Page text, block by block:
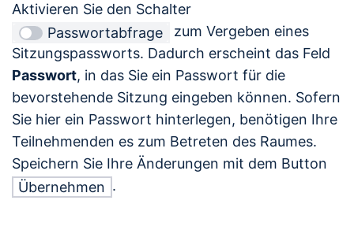
Aktivieren Sie den Schalter
Passwortabfrage
zum Vergeben eines
Sitzungspassworts. Dadurch erscheint das Feld
Passwort, in das Sie ein Passwort für die
bevorstehende Sitzung eingeben können. Sofern
Sie hier ein Passwort hinterlegen, benötigen Ihre
Teilnehmenden es zum Betreten des Raumes.
Speichern Sie Ihre Änderungen mit dem Button
Übernehmen .